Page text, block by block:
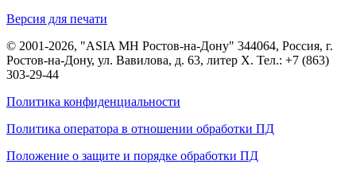
Версия для печати
© 2001-2026, "ASIA MH Ростов-на-Дону" 344064, Россия, г.
Ростов-на-Дону, ул. Вавилова, д. 63, литер Х. Тел.: +7 (863)
303-29-44
Политика конфиденциальности
Политика оператора в отношении обработки ПД
Положение о защите и порядке обработки ПД